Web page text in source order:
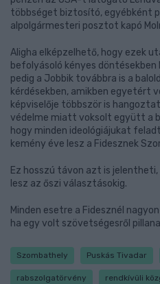
többséget biztosító, egyébként
alpolgármesteri posztot kapó
Aligha elképzelhető, hogy ezek
befolyásoló kényes döntésekben
pedig a Jobbik továbbra is a
kérdésekben, amikben egyetért
képviselője többször is
védelme miatt voksolt együtt a
hogy minden ideológiájukat
kemény éve lesz a Fidesznek
Ez hosszú távon azt is
lesz az őszi választásokig.
Minden esetre a Fidesznél
ha egy volt szövetségesről
Szombathely Puskás Tivadar
rabszolgatörvény rendkívüli